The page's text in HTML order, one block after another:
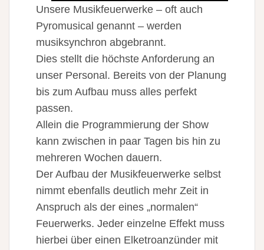
Unsere Musikfeuerwerke – oft auch
Pyromusical genannt – werden
musiksynchron abgebrannt.
Dies stellt die höchste Anforderung an
unser Personal. Bereits von der Planung
bis zum Aufbau muss alles perfekt
passen.
Allein die Programmierung der Show
kann zwischen in paar Tagen bis hin zu
mehreren Wochen dauern.
Der Aufbau der Musikfeuerwerke selbst
nimmt ebenfalls deutlich mehr Zeit in
Anspruch als der eines „normalen“
Feuerwerks. Jeder einzelne Effekt muss
hierbei über einen Elketroanzünder mit